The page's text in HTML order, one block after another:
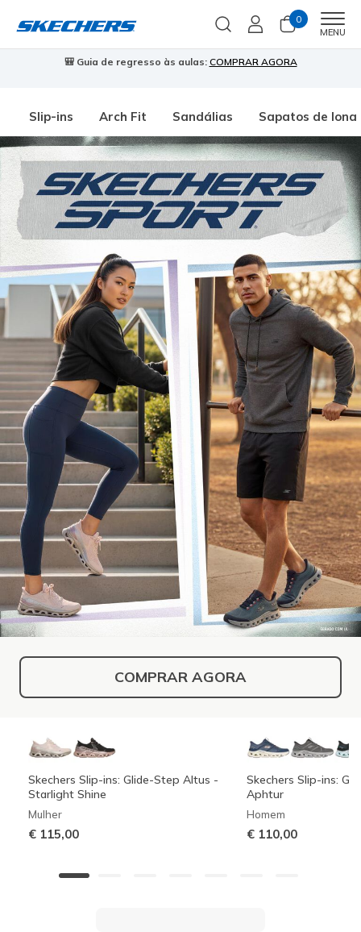
0
MENU
🎒 Guia de regresso às aulas: COMPRAR AGORA
Slip-ins Arch Fit Sandálias Sapatos de lona
COMPRAR AGORA
Skechers Slip-ins: Glide-Step Altus -
Starlight Shine
Mulher
€ 115,00
Skechers Slip-ins:
Aphtur
Homem
€ 110,00